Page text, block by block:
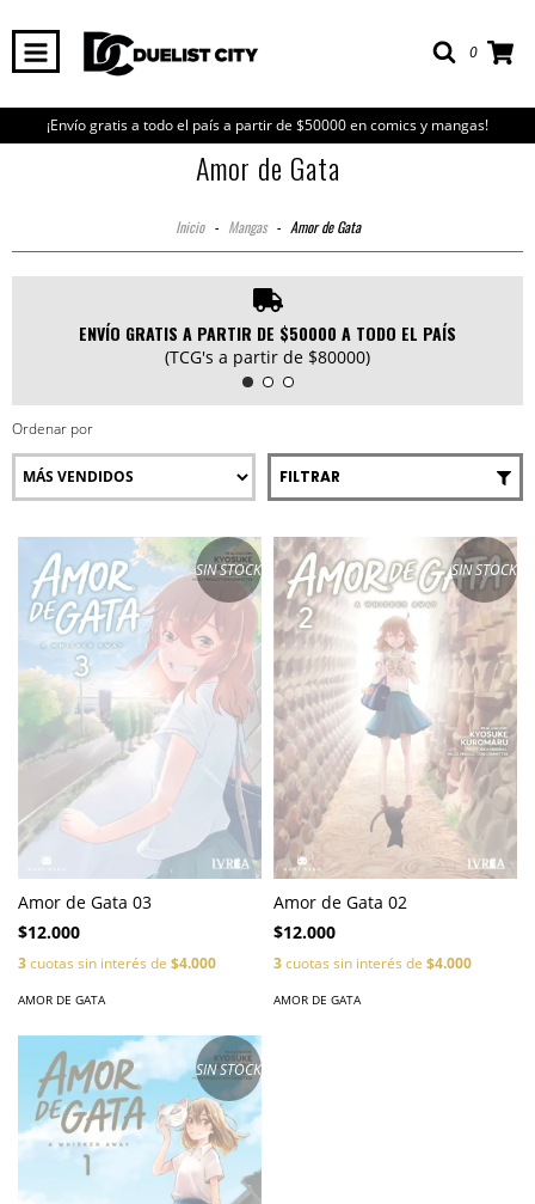
0
¡Envío gratis a todo el país a partir de $50000 en comics y mangas!
Amor de Gata
Inicio - Mangas - Amor de Gata
ENVÍO GRATIS A PARTIR DE $50000 A TODO EL PAÍS
(TCG's a partir de $80000)
Ordenar por
FILTRAR
SIN STOCK
Amor de Gata 03
$12.000
3cuotas sin interés de $4.000
AMOR DE GATA
SIN STOCK
Amor de Gata 02
$12.000
3cuotas sin interés de $4.000
AMOR DE GATA
SIN STOCK